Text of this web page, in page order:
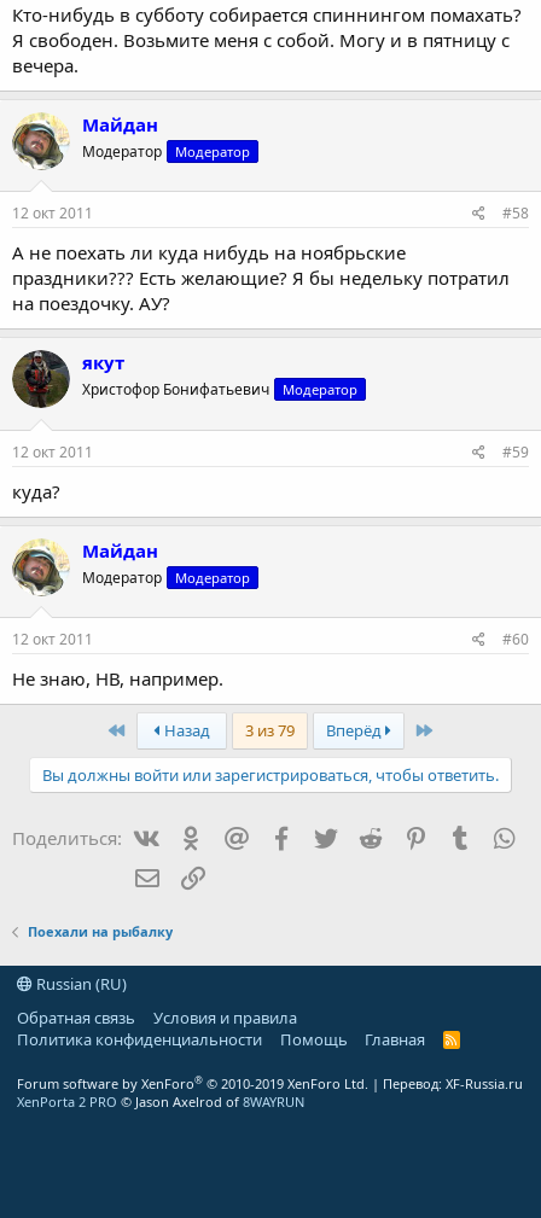
Кто-нибудь в субботу собирается спиннингом помахать?
Я свободен. Возьмите меня с собой. Могу и в пятницу с
вечера.
Майдан
Модератор Модератор
12 окт 2011 #58
А не поехать ли куда нибудь на ноябрьские
праздники??? Есть желающие? Я бы недельку потратил
на поездочку. АУ?
якут
Христофор Бонифатьевич Модератор
12 окт 2011 #59
куда?
Майдан
Модератор Модератор
12 окт 2011 #60
Не знаю, НВ, например.
ПерваяНазад 3 из 79 Вперёд Последняя
Вы должны войти или зарегистрироваться, чтобы ответить.
Поделиться: Одноклассники
Mailru Facebook
TwitterReddit PinterestTumblr
E-mailСсылка
Поехали на рыбалку
Russian (RU)
Обратная связь
Условия и правила
Политика конфиденциальности
Помощь Главная
R
Forum software by XenForo® © 2010-2019 XenForo Ltd. | Перевод: XF-Russia.ru
XenPorta 2 PRO © Jason Axelrod of 8WAYRUN